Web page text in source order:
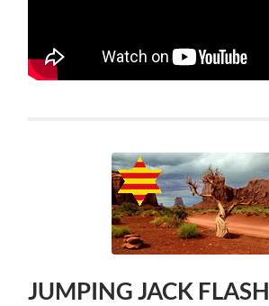
JUMPING JACK FLASH